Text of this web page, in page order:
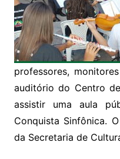
professores,
auditório do Centro
assistir uma aula
Conquista Sinfônica.
da Secretaria de